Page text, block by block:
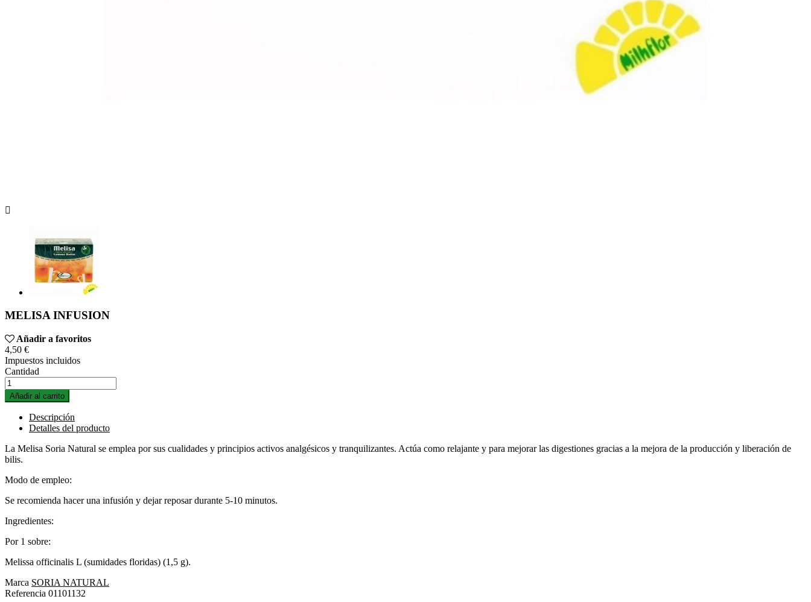

MELISA INFUSION
Añadir a favoritos
4,50 €
Impuestos incluidos
Cantidad
Añadir al carrito
Descripción
Detalles del producto
La Melisa Soria Natural se emplea por sus cualidades y principios activos analgésicos y tranquilizantes. Actúa como relajante y para mejorar las digestiones gracias a la mejora de la producción y liberación de
bilis.
Modo de empleo:
Se recomienda hacer una infusión y dejar reposar durante 5-10 minutos.
Ingredientes:
Por 1 sobre:
Melissa officinalis L (sumidades floridas) (1,5 g).
Marca SORIA NATURAL
Referencia 01101132